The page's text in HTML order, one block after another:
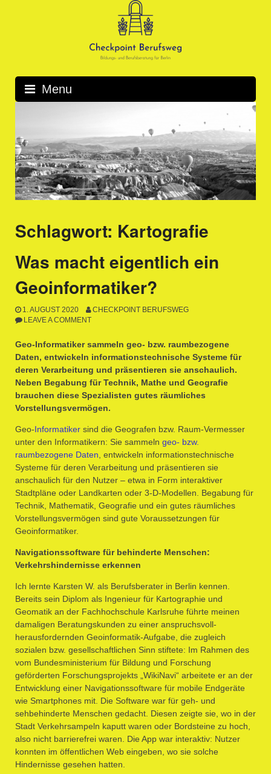
Menu
Schlagwort: Kartografie
Was macht eigentlich ein
Geoinformatiker?
1. AUGUST 2020
CHECKPOINT BERUFSWEG
LEAVE A COMMENT
Geo-Informatiker sammeln geo- bzw. raumbezogene
Daten, entwickeln informationstechnische Systeme für
deren Verarbeitung und präsentieren sie anschaulich.
Neben Begabung für Technik, Mathe und Geografie
brauchen diese Spezialisten gutes räumliches
Vorstellungsvermögen.
Geo-Informatiker sind die Geografen bzw. Raum-Vermesser
unter den Informatikern: Sie sammeln geo- bzw.
raumbezogene Daten, entwickeln informationstechnische
Systeme für deren Verarbeitung und präsentieren sie
anschaulich für den Nutzer – etwa in Form interaktiver
Stadtpläne oder Landkarten oder 3-D-Modellen. Begabung für
Technik, Mathematik, Geografie und ein gutes räumliches
Vorstellungsvermögen sind gute Voraussetzungen für
Geoinformatiker.
Navigationssoftware für behinderte Menschen:
Verkehrshindernisse erkennen
Ich lernte Karsten W. als Berufsberater in Berlin kennen.
Bereits sein Diplom als Ingenieur für Kartographie und
Geomatik an der Fachhochschule Karlsruhe führte meinen
damaligen Beratungskunden zu einer anspruchsvoll-
herausfordernden Geoinformatik-Aufgabe, die zugleich
sozialen bzw. gesellschaftlichen Sinn stiftete: Im Rahmen des
vom Bundesministerium für Bildung und Forschung
geförderten Forschungsprojekts „WikiNavi“ arbeitete er an der
Entwicklung einer Navigationssoftware für mobile Endgeräte
wie Smartphones mit. Die Software war für geh- und
sehbehinderte Menschen gedacht. Diesen zeigte sie, wo in der
Stadt Verkehrsampeln kaputt waren oder Bordsteine zu hoch,
also nicht barrierefrei waren. Die App war interaktiv: Nutzer
konnten im öffentlichen Web eingeben, wo sie solche
Hindernisse gesehen hatten.